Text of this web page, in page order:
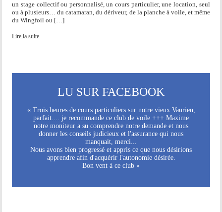
un stage collectif ou personnalisé, un cours particulier, une location, seul
ou à plusieurs… du catamaran, du dériveur, de la planche à voile, et même
du Wingfoil ou […]
Lire la suite
LU SUR FACEBOOK
« Trois heures de cours particuliers sur notre vieux Vaurien,
parfait.... je recommande ce club de voile +++ Maxime
notre moniteur a su comprendre notre demande et nous
donner les conseils judicieux et l'assurance qui nous
manquait, merci...
Nous avons bien progressé et appris ce que nous désirions
apprendre afin d'acquérir l'autonomie désirée.
Bon vent à ce club »